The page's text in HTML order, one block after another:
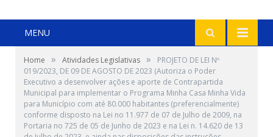
MENU
Home » Atividades Legislativas »
PROJETO DE LEI Nº
019/2023, DE 09 DE AGOSTO DE 2023 (Autoriza o Poder
Executivo a desenvolver ações e aporte de Contrapartida
Municipal para implementar o Programa Minha Casa Minha Vida
para Município com até 80.000 habitantes (preferencialmente)
conforme disposto na Lei no 11.977 de 07 de Julho de 2009, na
Portaria no 725 de 05 de Junho de 2023 e na Lei n. 14.620 de 13